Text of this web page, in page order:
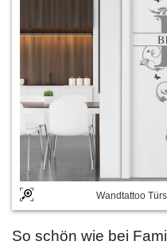
Wandtattoo
So schön wie bei